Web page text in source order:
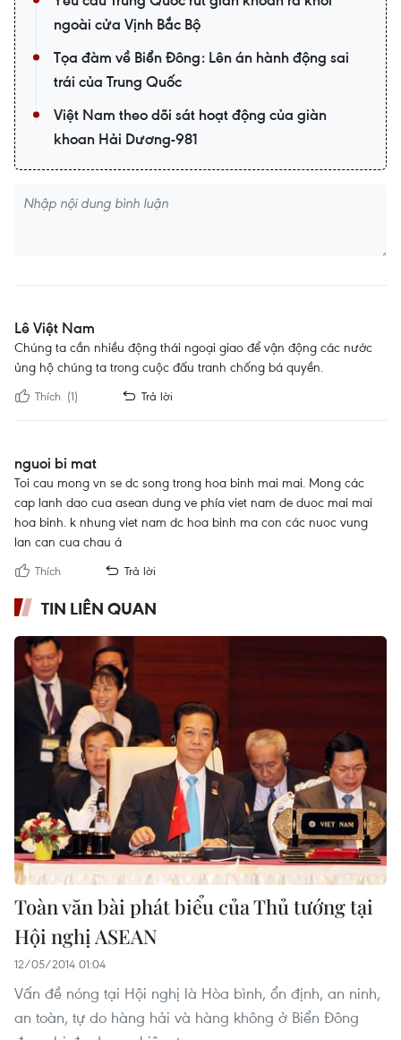
ngoài cửa Vịnh Bắc Bộ
Tọa đàm về Biển Đông: Lên án hành động sai
trái của Trung Quốc
Việt Nam theo dõi sát hoạt động của giàn
khoan Hải Dương-981
Lê Việt Nam
Chúng ta cần nhiều động thái ngoại giao để vận động các nước
ủng hộ chúng ta trong cuộc đấu tranh chống bá quyền.
Thích (1) Trả lời
nguoi bi mat
Toi cau mong vn se dc song trong hoa binh mai mai. Mong các
cap lanh dao cua asean dung ve phía viet nam de duoc mai mai
hoa binh. k nhung viet nam dc hoa binh ma con các nuoc vung
lan can cua chau á
Thích Trả lời
TIN LIÊN QUAN
Toàn văn bài phát biểu của Thủ tướng tại
Hội nghị ASEAN
12/05/2014 01:04
Vấn đề nóng tại Hội nghị là Hòa bình, ổn định, an ninh,
an toàn, tự do hàng hải và hàng không ở Biển Đông